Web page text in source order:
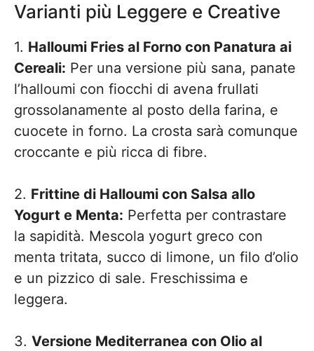
Varianti più Leggere e Creative
1. Halloumi Fries al Forno con Panatura ai
Cereali: Per una versione più sana, panate
l’halloumi con fiocchi di avena frullati
grossolanamente al posto della farina, e
cuocete in forno. La crosta sarà comunque
croccante e più ricca di fibre.
2. Frittine di Halloumi con Salsa allo
Yogurt e Menta: Perfetta per contrastare
la sapidità. Mescola yogurt greco con
menta tritata, succo di limone, un filo d’olio
e un pizzico di sale. Freschissima e
leggera.
3. Versione Mediterranea con Olio al